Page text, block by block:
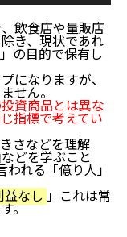
飲食店や量販店
き、現状であれ
の目的で保有し
になりますが、
せん。
資商品とは異な
指標で考えてい
さなどを理解
どを学ぶこと
れる「億り人」
益なし 」これは常
。